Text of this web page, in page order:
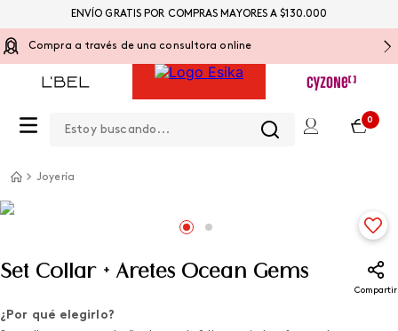
Compra a través de una consultora online
0
ENVÍO GRATIS POR COMPRAS MAYORES A $130.000
Joyería
Set Collar + Aretes Ocean Gems
Compartir
¿Por qué elegirlo?